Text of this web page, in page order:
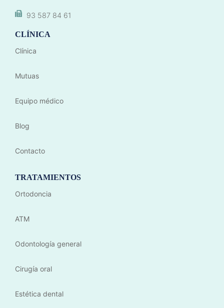
93 587 84 61
CLÍNICA
Clínica
Mutuas
Equipo médico
Blog
Contacto
TRATAMIENTOS
Ortodoncia
ATM
Odontología general
Cirugía oral
Estética dental